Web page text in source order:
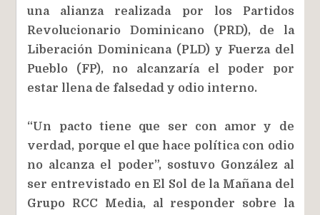
una alianza realizada por los Partidos
Revolucionario Dominicano (PRD), de la
Liberación Dominicana (PLD) y Fuerza del
Pueblo (FP), no alcanzaría el poder por
estar llena de falsedad y odio interno.
“Un pacto tiene que ser con amor y de
verdad, porque el que hace política con odio
no alcanza el poder”, sostuvo González al
ser entrevistado en El Sol de la Mañana del
Grupo RCC Media, al responder sobre la